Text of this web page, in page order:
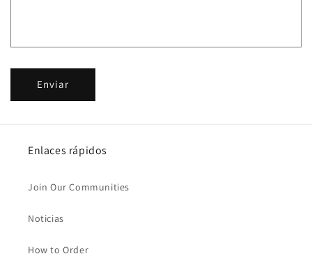
c
Enviar
Enlaces rápidos
Join Our Communities
Noticias
How to Order